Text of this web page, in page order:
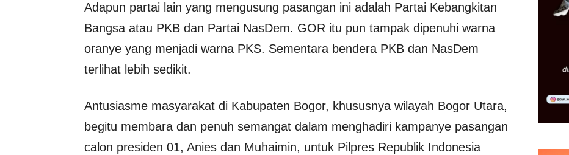
Adapun partai lain yang mengusung pasangan ini adalah Partai Kebangkitan
Bangsa atau PKB dan Partai NasDem. GOR itu pun tampak dipenuhi warna
oranye yang menjadi warna PKS. Sementara bendera PKB dan NasDem
terlihat lebih sedikit.
Antusiasme masyarakat di Kabupaten Bogor, khususnya wilayah Bogor Utara,
begitu membara dan penuh semangat dalam menghadiri kampanye pasangan
calon presiden 01, Anies dan Muhaimin, untuk Pilpres Republik Indonesia